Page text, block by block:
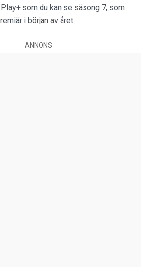
som du kan se säsong 7, som
i början av året.
ANNONS